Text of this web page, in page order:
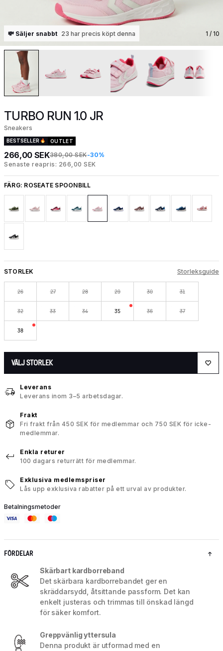
💸 Säljer snabbt 23 har precis köpt denna 1 / 10
TURBO RUN 1.0 JR
Sneakers
BESTSELLER OUTLET
266,00 SEK380,00 SEK-30%
Senaste reapris: 266,00 SEK
FÄRG: ROSEATE SPOONBILL
STORLEK Storleksguide
26 27 28 29 30 31
32 33 34 35 36 37
38
VÄLJ STORLEK
Leverans
Leverans inom 3–5 arbetsdagar.
Frakt
Fri frakt från 450 SEK för medlemmar och 750 SEK för icke-
medlemmar.
Enkla returer
100 dagars returrätt för medlemmar.
Exklusiva medlemspriser
Lås upp exklusiva rabatter på ett urval av produkter.
Betalningsmetoder
FÖRDELAR
Skärbart kardborreband
Det skärbara kardborrebandet ger en
skräddarsydd, åtsittande passform. Det kan
enkelt justeras och trimmas till önskad längd
för säker komfort.
Greppvänlig yttersula
Denna produkt är utformad med en